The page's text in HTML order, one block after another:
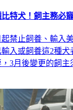
特犬！飼主務必
禁止飼養、輸入
入或飼養這2種犬
3月後變更的飼主